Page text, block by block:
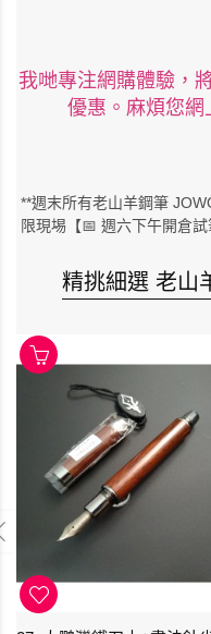
我哋專注網購體驗，
優惠。麻煩您網
**週末所有老山羊鋼筆
限現埸【📅 週六下午開倉
精挑細選 老山